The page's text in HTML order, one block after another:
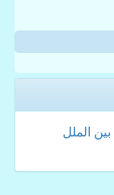
بین الملل